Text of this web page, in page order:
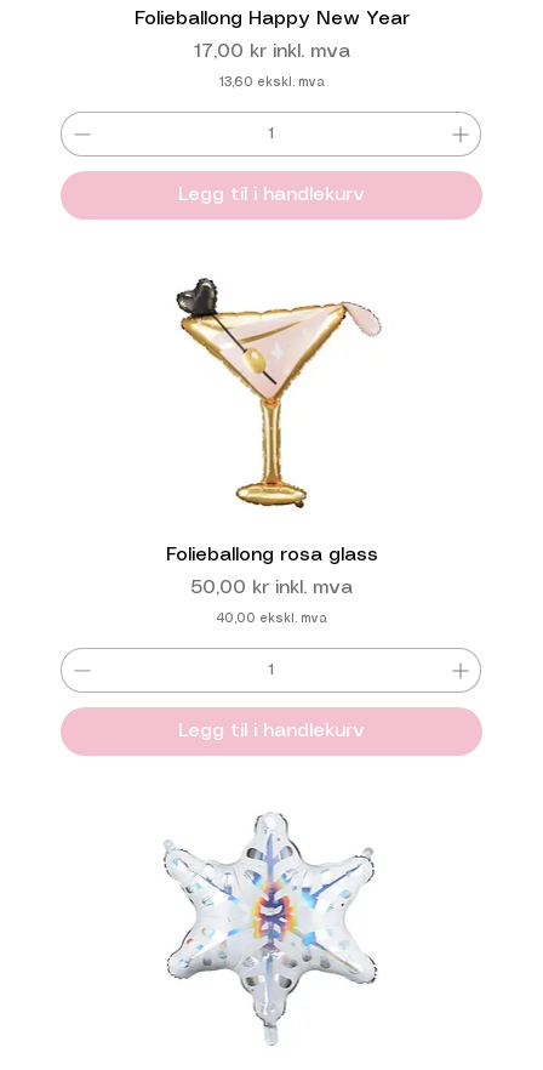
Folieballong Happy New Year
Pris
17,00 kr inkl. mva
13,60 ekskl. mva
Legg til i handlekurv
Folieballong rosa glass
Pris
50,00 kr inkl. mva
40,00 ekskl. mva
Legg til i handlekurv